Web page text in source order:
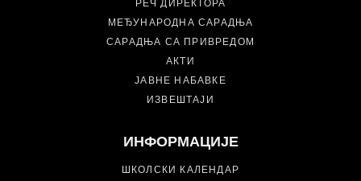
РЕЧ ДИРЕКТОРА
МЕЂУНАРОДНА САРАДЊА
САРАДЊА СА ПРИВРЕДОМ
АКТИ
ЈАВНЕ НАБАВКЕ
ИЗВЕШТАЈИ
ИНФОРМАЦИЈЕ
ШКОЛСКИ КАЛЕНДАР